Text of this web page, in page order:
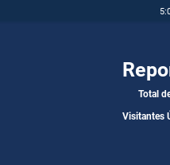
Total
Visitantes